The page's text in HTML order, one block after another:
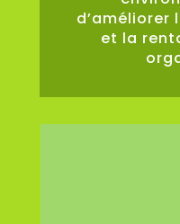
d’améliorer
et la